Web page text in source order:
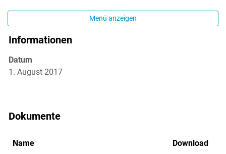
Menü anzeigen
Informationen
Datum
1. August 2017
Dokumente
Name Download